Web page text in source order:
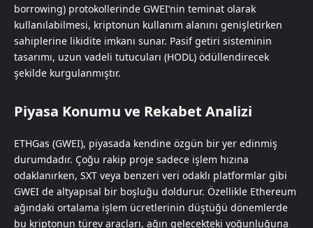
borrowing) protokollerinde GWEI’nin teminat olarak
kullanılabilmesi, kriptonun kullanım alanını genişletirken
sahiplerine likidite imkanı sunar. Pasif getiri sisteminin
tasarımı, uzun vadeli tutucuları (HODL) ödüllendirecek
şekilde kurgulanmıştır.
Piyasa Konumu ve Rekabet Analizi
ETHGas (GWEI), piyasada kendine özgün bir yer edinmiş
durumdadır. Çoğu rakip proje sadece işlem hızına
odaklanırken, SXT veya benzeri veri odaklı platformlar gibi
GWEI de altyapısal bir boşluğu doldurur. Özellikle Ethereum
ağındaki ortalama işlem ücretlerinin düştüğü dönemlerde
bu kriptonun türev araçları, ağın gelecekteki yoğunluğuna